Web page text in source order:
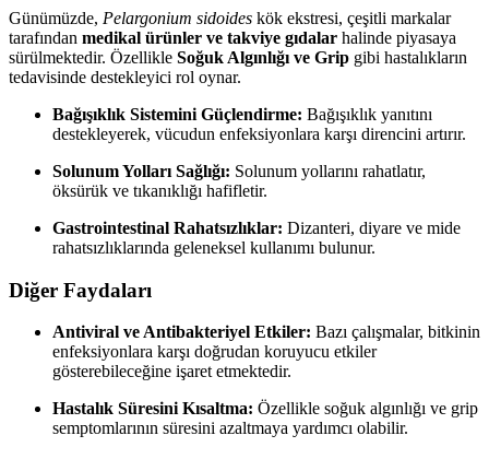
Günümüzde, Pelargonium sidoides kök ekstresi, çeşitli markalar
tarafından medikal ürünler ve takviye gıdalar halinde piyasaya
sürülmektedir. Özellikle Soğuk Algınlığı ve Grip gibi hastalıkların
tedavisinde destekleyici rol oynar.
Bağışıklık Sistemini Güçlendirme: Bağışıklık yanıtını
destekleyerek, vücudun enfeksiyonlara karşı direncini artırır.
Solunum Yolları Sağlığı: Solunum yollarını rahatlatır,
öksürük ve tıkanıklığı hafifletir.
Gastrointestinal Rahatsızlıklar: Dizanteri, diyare ve mide
rahatsızlıklarında geleneksel kullanımı bulunur.
Diğer Faydaları
Antiviral ve Antibakteriyel Etkiler: Bazı çalışmalar, bitkinin
enfeksiyonlara karşı doğrudan koruyucu etkiler
gösterebileceğine işaret etmektedir.
Hastalık Süresini Kısaltma: Özellikle soğuk algınlığı ve grip
semptomlarının süresini azaltmaya yardımcı olabilir.